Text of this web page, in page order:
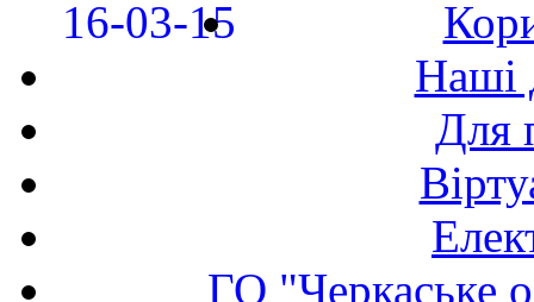
Наші
Для
ГО "Черкаське